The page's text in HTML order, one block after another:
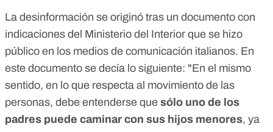
La desinformación se originó tras un documento con
indicaciones del Ministerio del Interior que se hizo
público en los medios de comunicación italianos. En
este documento se decía lo siguiente: "En el mismo
sentido, en lo que respecta al movimiento de las
personas, debe entenderse que sólo uno de los
padres puede caminar con sus hijos menores, ya